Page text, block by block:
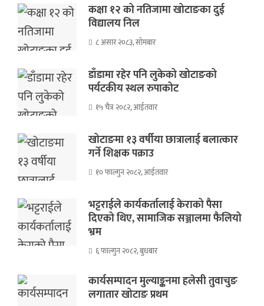
कक्षा १२ को नतिजामा खोटाङका दुई
विद्यालय निल
८ असार २०८३, सोमबार
डाँडामा रहेर पनि लुकेको खोटाङको
पर्यटकीय स्थल रुपाकोट
१५ चैत्र २०८२, आईतवार
खोटाङमा १३ वर्षीया छात्रालाई बलात्कार
गर्ने शिक्षक पक्राउ
१० फाल्गुन २०८२, आईतवार
भट्टराईले कार्यकर्तालाई केराको पैसा
दिएको थिए, सामाजिक सञ्जालमा फैलियो
भ्रम
६ फाल्गुन २०८२, बुधबार
कार्यसम्पादन मुल्याङ्कनमा हलेसी तुवाचुङ
लगातार खोटाङ प्रथम